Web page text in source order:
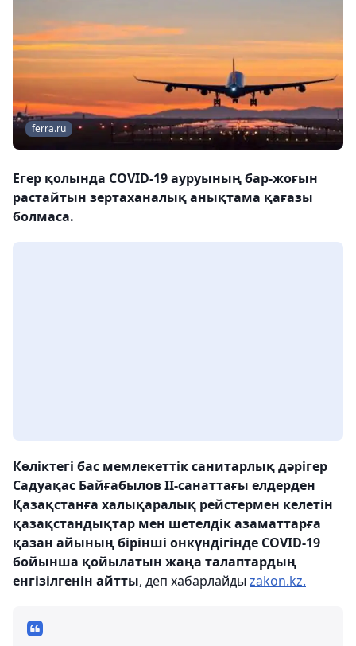
ferra.ru
Егер қолында COVID-19 ауруының бар-жоғын
растайтын зертаханалық анықтама қағазы
болмаса.
Көліктегі бас мемлекеттік санитарлық дәрігер
Садуақас Байғабылов ІІ-санаттағы елдерден
Қазақстанға халықаралық рейстермен келетін
қазақстандықтар мен шетелдік азаматтарға
қазан айының бірінші онкүндігінде COVID-19
бойынша қойылатын жаңа талаптардың
енгізілгенін айтты, деп хабарлайды zakon.kz.